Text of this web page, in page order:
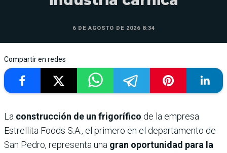
6 DE AGOSTO DE 2026 8:34
Compartir en redes
La construcción de un frigorífico de la empresa
Estrellita Foods S.A., el primero en el departamento de
San Pedro, representa una gran oportunidad para la